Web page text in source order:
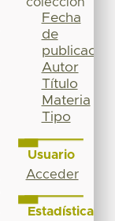
Fecha
de
publicación
Autor
Título
Materia
Tipo
Usuario
Acceder
Estadísticas